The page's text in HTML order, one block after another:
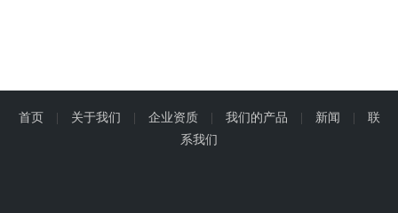
首页 关于我们 企业资质 我们的产品 新闻
联
系我们